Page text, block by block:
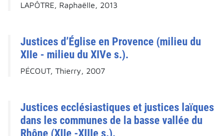
LAPÔTRE, Raphaëlle, 2013
Justices d’Église en Provence (milieu du
XIIe - milieu du XIVe s.).
PÉCOUT, Thierry, 2007
Justices ecclésiastiques et justices laïques
dans les communes de la basse vallée du
Rhône (XIIe -XIIIe s.).